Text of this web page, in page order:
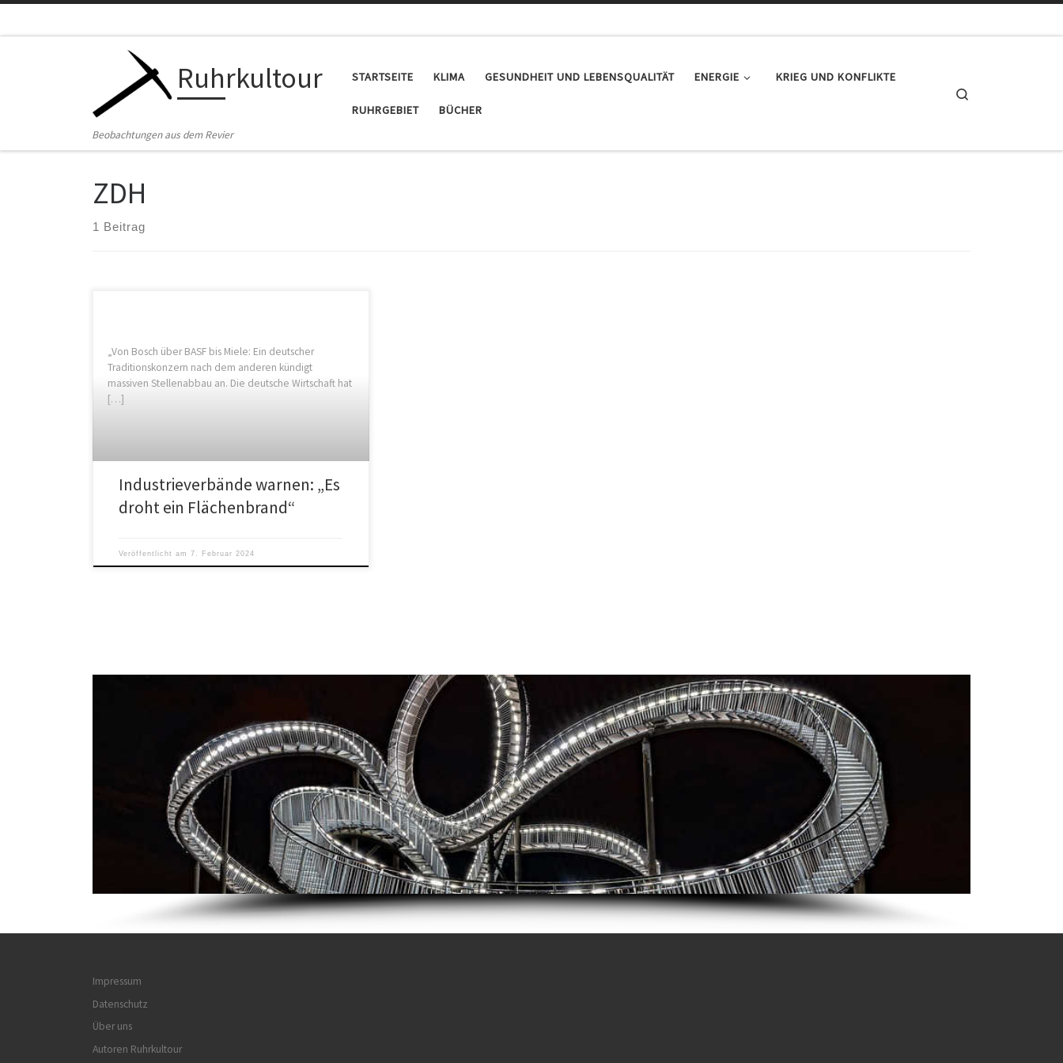
Ruhrkultour
Beobachtungen aus dem Revier
STARTSEITE KLIMA GESUNDHEIT UND LEBENSQUALITÄT ENERGIE KRIEG UND KONFLIKTE
RUHRGEBIET BÜCHER
ZDH
1 Beitrag
„Von Bosch über BASF bis Miele: Ein deutscher
Traditionskonzern nach dem anderen kündigt
massiven Stellenabbau an. Die deutsche Wirtschaft hat
[…]
Industrieverbände warnen: „Es
droht ein Flächenbrand“
Veröffentlicht am7. Februar 2024
Impressum
Datenschutz
Über uns
Autoren Ruhrkultour